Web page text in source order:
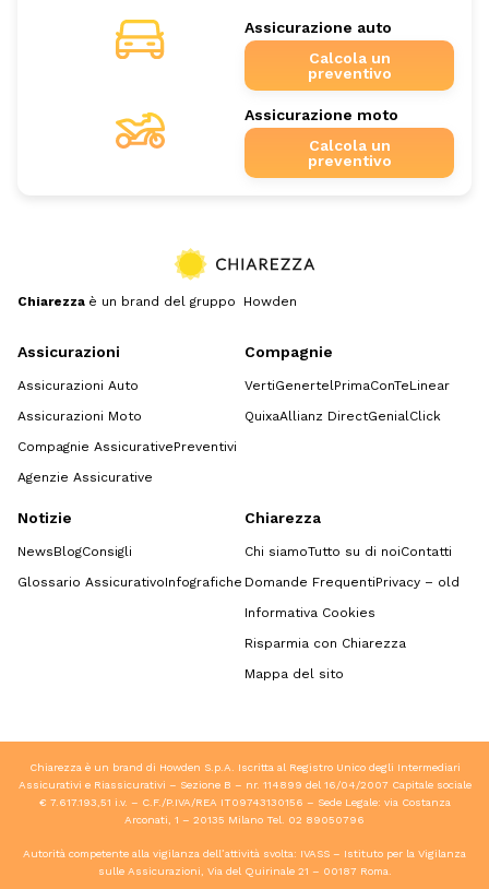
Assicurazione auto
Calcola un
preventivo
Assicurazione moto
Calcola un
preventivo
Chiarezza è un brand del gruppo Howden
Assicurazioni
Assicurazioni Auto
Assicurazioni Moto
Compagnie AssicurativePreventivi
Agenzie Assicurative
Compagnie
VertiGenertelPrimaConTeLinear
QuixaAllianz DirectGenialClick
Notizie
NewsBlogConsigli
Glossario AssicurativoInfografiche
Chiarezza
Chi siamoTutto su di noiContatti
Domande FrequentiPrivacy – old
Informativa Cookies
Risparmia con Chiarezza
Mappa del sito
Chiarezza è un brand di Howden S.p.A. Iscritta al Registro Unico degli Intermediari
Assicurativi e Riassicurativi – Sezione B – nr. 114899 del 16/04/2007 Capitale sociale
€ 7.617.193,51 i.v. – C.F./P.IVA/REA IT09743130156 – Sede Legale: via Costanza
Arconati, 1 – 20135 Milano Tel. 02 89050796
Autorità competente alla vigilanza dell’attività svolta: IVASS – Istituto per la Vigilanza
sulle Assicurazioni, Via del Quirinale 21 – 00187 Roma.